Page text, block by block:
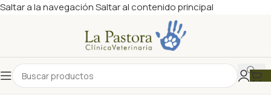
Saltar a la navegaciónSaltar al contenido principal